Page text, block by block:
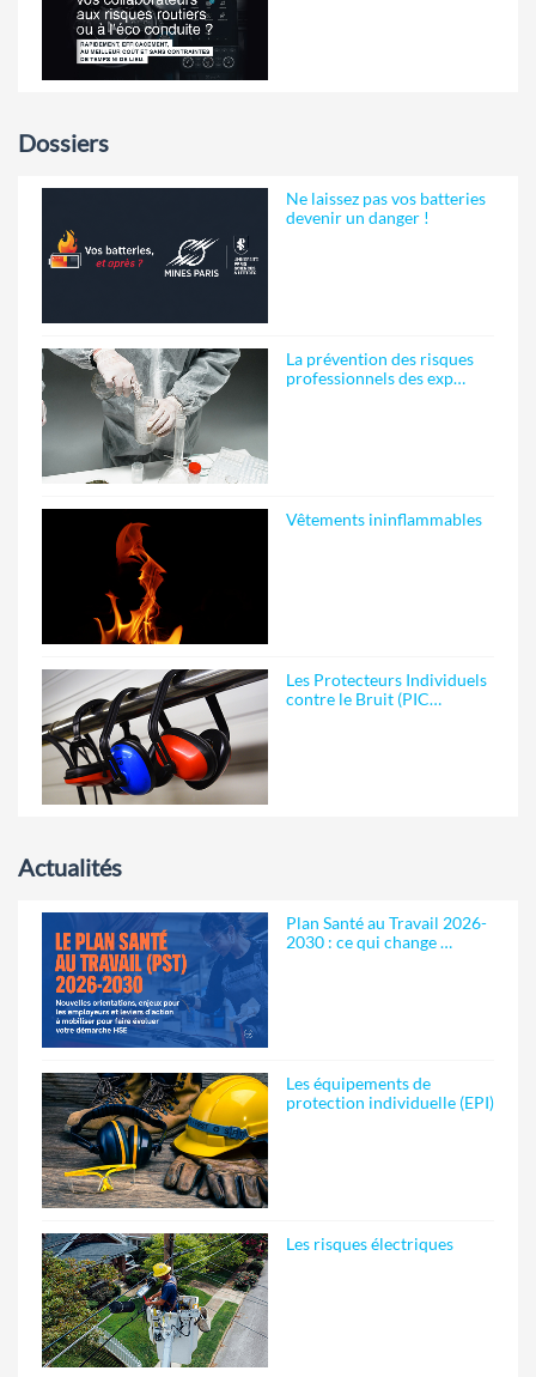
Dossiers
Ne laissez pas vos batteries
devenir un danger !
La prévention des risques
professionnels des exp…
Vêtements ininflammables
Les Protecteurs Individuels
contre le Bruit (PIC…
Actualités
Plan Santé au Travail 2026-
2030 : ce qui change …
Les équipements de
protection individuelle (EPI)
Les risques électriques